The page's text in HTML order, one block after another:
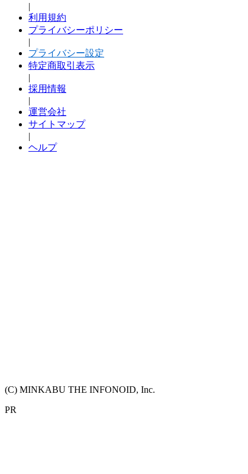
|
利用規約
プライバシーポリシー
|
プライバシー設定
特定商取引表示
|
採用情報
|
運営会社
サイトマップ
|
ヘルプ
(C) MINKABU THE INFONOID, Inc.
PR